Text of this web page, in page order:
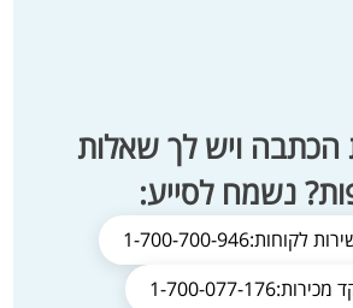
ויש לך שאלות
נשמח לסייע:
לקוחות:1-700-700-946
מכירות:1-700-077-176